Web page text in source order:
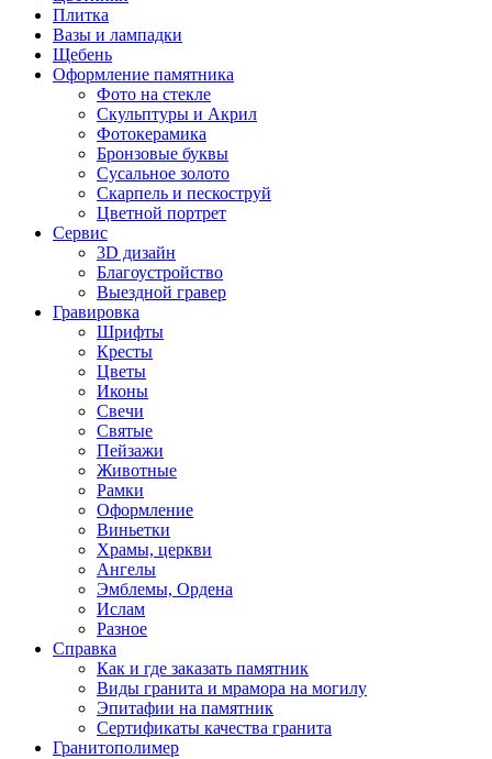
Плитка
Вазы и лампадки
Щебень
Оформление памятника
Фото на стекле
Скульптуры и Акрил
Фотокерамика
Бронзовые буквы
Сусальное золото
Скарпель и пескоструй
Цветной портрет
Сервис
3D дизайн
Благоустройство
Выездной гравер
Гравировка
Шрифты
Кресты
Цветы
Иконы
Свечи
Святые
Пейзажи
Животные
Рамки
Оформление
Виньетки
Храмы, церкви
Ангелы
Эмблемы, Ордена
Ислам
Разное
Справка
Как и где заказать памятник
Виды гранита и мрамора на могилу
Эпитафии на памятник
Сертификаты качества гранита
Гранитополимер